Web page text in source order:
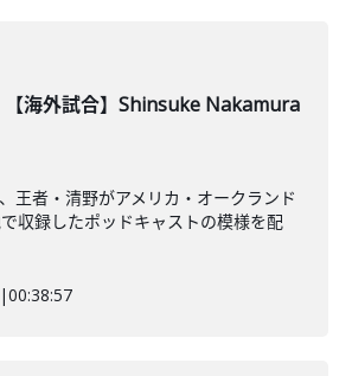
【海外試合】Shinsuke Nakamura
王者・清野がアメリカ・オークランド
収録したポッドキャストの模様を配
|00:38:57